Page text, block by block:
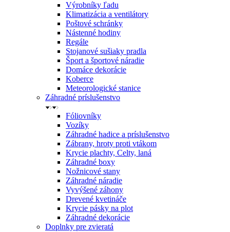
Výrobníky ľadu
Klimatizácia a ventilátory
Poštové schránky
Nástenné hodiny
Regále
Stojanové sušiaky pradla
Šport a športové náradie
Domáce dekorácie
Koberce
Meteorologické stanice
Záhradné príslušenstvo
Fóliovníky
Vozíky
Záhradné hadice a príslušenstvo
Zábrany, hroty proti vtákom
Krycie plachty, Celty, laná
Záhradné boxy
Nožnicové stany
Záhradné náradie
Vyvýšené záhony
Drevené kvetináče
Krycie pásky na plot
Záhradné dekorácie
Doplnky pre zvieratá